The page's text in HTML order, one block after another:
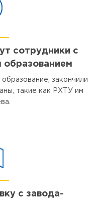
сотрудники с
закончили
такие как РХТУ им
с завода-